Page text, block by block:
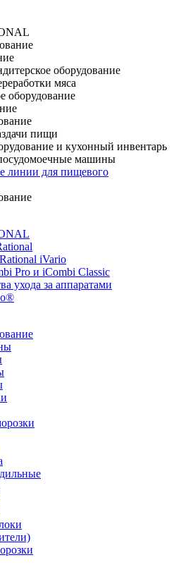
оборудование
мяса
оборудование
пищи
и кухонный инвентарь
машины
линии для пищевого
iVario
Pro и iCombi Classic
ухода за аппаратами